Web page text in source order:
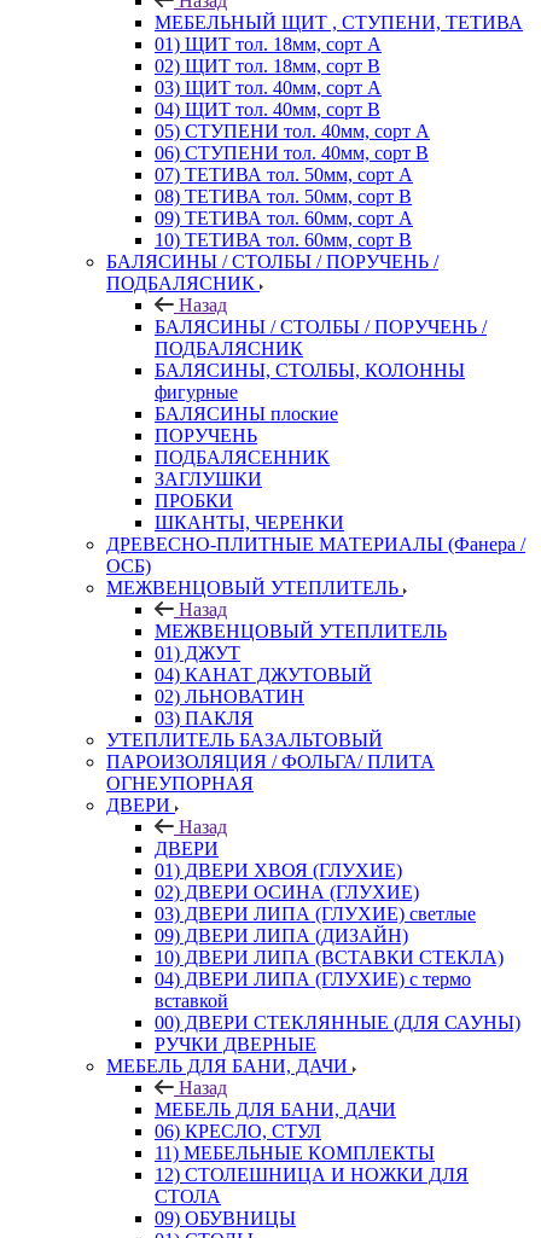
МЕБЕЛЬНЫЙ ЩИТ , СТУПЕНИ, ТЕТИВА
01) ЩИТ тол. 18мм, сорт А
02) ЩИТ тол. 18мм, сорт В
03) ЩИТ тол. 40мм, сорт А
04) ЩИТ тол. 40мм, сорт В
05) СТУПЕНИ тол. 40мм, сорт А
06) СТУПЕНИ тол. 40мм, сорт В
07) ТЕТИВА тол. 50мм, сорт А
08) ТЕТИВА тол. 50мм, сорт В
09) ТЕТИВА тол. 60мм, сорт А
10) ТЕТИВА тол. 60мм, сорт В
БАЛЯСИНЫ / СТОЛБЫ / ПОРУЧЕНЬ /
ПОДБАЛЯСНИК
Назад
БАЛЯСИНЫ / СТОЛБЫ / ПОРУЧЕНЬ /
ПОДБАЛЯСНИК
БАЛЯСИНЫ, СТОЛБЫ, КОЛОННЫ
фигурные
БАЛЯСИНЫ плоские
ПОРУЧЕНЬ
ПОДБАЛЯСЕННИК
ЗАГЛУШКИ
ПРОБКИ
ШКАНТЫ, ЧЕРЕНКИ
ДРЕВЕСНО-ПЛИТНЫЕ МАТЕРИАЛЫ (Фанера /
ОСБ)
МЕЖВЕНЦОВЫЙ УТЕПЛИТЕЛЬ
Назад
МЕЖВЕНЦОВЫЙ УТЕПЛИТЕЛЬ
01) ДЖУТ
04) КАНАТ ДЖУТОВЫЙ
02) ЛЬНОВАТИН
03) ПАКЛЯ
УТЕПЛИТЕЛЬ БАЗАЛЬТОВЫЙ
ПАРОИЗОЛЯЦИЯ / ФОЛЬГА/ ПЛИТА
ОГНЕУПОРНАЯ
ДВЕРИ
Назад
ДВЕРИ
01) ДВЕРИ ХВОЯ (ГЛУХИЕ)
02) ДВЕРИ ОСИНА (ГЛУХИЕ)
03) ДВЕРИ ЛИПА (ГЛУХИЕ) светлые
09) ДВЕРИ ЛИПА (ДИЗАЙН)
10) ДВЕРИ ЛИПА (ВСТАВКИ СТЕКЛА)
04) ДВЕРИ ЛИПА (ГЛУХИЕ) с термо
вставкой
00) ДВЕРИ СТЕКЛЯННЫЕ (ДЛЯ САУНЫ)
РУЧКИ ДВЕРНЫЕ
МЕБЕЛЬ ДЛЯ БАНИ, ДАЧИ
Назад
МЕБЕЛЬ ДЛЯ БАНИ, ДАЧИ
06) КРЕСЛО, СТУЛ
11) МЕБЕЛЬНЫЕ КОМПЛЕКТЫ
12) СТОЛЕШНИЦА И НОЖКИ ДЛЯ
СТОЛА
09) ОБУВНИЦЫ